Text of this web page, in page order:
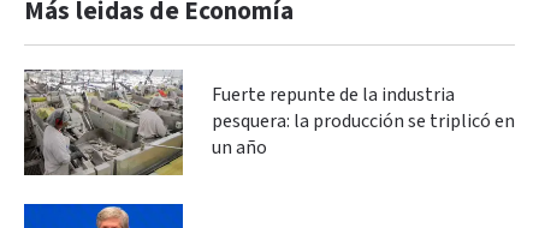
Más leidas de Economía
Fuerte repunte de la industria
pesquera: la producción se triplicó en
un año